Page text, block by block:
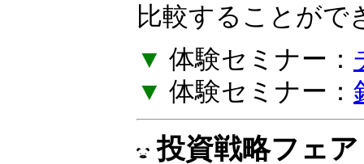
など、全上場銘柄
比較することがで
▼ 体験セミナー：
▼体験セミナー：